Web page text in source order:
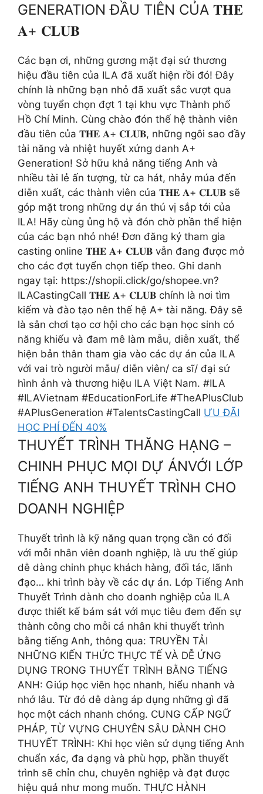
GENERATION ĐẦU TIÊN CỦA 𝐓𝐇𝐄
𝐀+ 𝐂𝐋𝐔𝐁
Các bạn ơi, những gương mặt đại sứ thương
hiệu đầu tiên của ILA đã xuất hiện rồi đó! Đây
chính là những bạn nhỏ đã xuất sắc vượt qua
vòng tuyển chọn đợt 1 tại khu vực Thành phố
Hồ Chí Minh. Cùng chào đón thế hệ thành viên
đầu tiên của 𝐓𝐇𝐄 𝐀+ 𝐂𝐋𝐔𝐁, những ngôi sao đầy
tài năng và nhiệt huyết xứng danh A+
Generation! Sở hữu khả năng tiếng Anh và
nhiều tài lẻ ấn tượng, từ ca hát, nhảy múa đến
diễn xuất, các thành viên của 𝐓𝐇𝐄 𝐀+ 𝐂𝐋𝐔𝐁 sẽ
góp mặt trong những dự án thú vị sắp tới của
ILA! Hãy cùng ủng hộ và đón chờ phần thể hiện
của các bạn nhỏ nhé! Đơn đăng ký tham gia
casting online 𝐓𝐇𝐄 𝐀+ 𝐂𝐋𝐔𝐁 vẫn đang được mở
cho các đợt tuyển chọn tiếp theo. Ghi danh
ngay tại: https://shopii.click/go/shopee.vn?
ILACastingCall 𝐓𝐇𝐄 𝐀+ 𝐂𝐋𝐔𝐁 chính là nơi tìm
kiếm và đào tạo nên thế hệ A+ tài năng. Đây sẽ
là sân chơi tạo cơ hội cho các bạn học sinh có
năng khiếu và đam mê làm mẫu, diễn xuất, thể
hiện bản thân tham gia vào các dự án của ILA
với vai trò người mẫu/ diễn viên/ ca sĩ/ đại sứ
hình ảnh và thương hiệu ILA Việt Nam. #ILA
#ILAVietnam #EducationForLife #TheAPlusClub
#APlusGeneration #TalentsCastingCall ƯU ĐÃI
HỌC PHÍ ĐẾN 40%
THUYẾT TRÌNH THĂNG HẠNG –
CHINH PHỤC MỌI DỰ ÁNVỚI LỚP
TIẾNG ANH THUYẾT TRÌNH CHO
DOANH NGHIỆP
Thuyết trình là kỹ năng quan trọng cần có đối
với mỗi nhân viên doanh nghiệp, là ưu thế giúp
dễ dàng chinh phục khách hàng, đối tác, lãnh
đạo… khi trình bày về các dự án. Lớp Tiếng Anh
Thuyết Trình dành cho doanh nghiệp của ILA
được thiết kế bám sát với mục tiêu đem đến sự
thành công cho mỗi cá nhân khi thuyết trình
bằng tiếng Anh, thông qua: TRUYỀN TẢI
NHỮNG KIẾN THỨC THỰC TẾ VÀ DỄ ỨNG
DỤNG TRONG THUYẾT TRÌNH BẰNG TIẾNG
ANH: Giúp học viên học nhanh, hiểu nhanh và
nhớ lâu. Từ đó dễ dàng áp dụng những gì đã
học một cách nhanh chóng. CUNG CẤP NGỮ
PHÁP, TỪ VỰNG CHUYÊN SÂU DÀNH CHO
THUYẾT TRÌNH: Khi học viên sử dụng tiếng Anh
chuẩn xác, đa dạng và phù hợp, phần thuyết
trình sẽ chỉn chu, chuyên nghiệp và đạt được
hiệu quả như mong muốn. THỰC HÀNH